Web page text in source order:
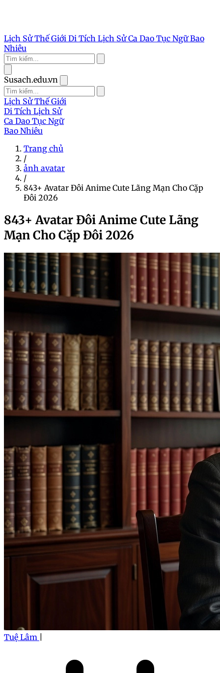
Lịch Sử Thế Giới Di Tích Lịch SửCa Dao Tục NgữBao
Nhiêu
Susach.edu.vn
Lịch Sử Thế Giới
Di Tích Lịch Sử
Ca Dao Tục Ngữ
Bao Nhiêu
Trang chủ
/
ảnh avatar
/
843+ Avatar Đôi Anime Cute Lãng Mạn Cho Cặp
Đôi 2026
843+ Avatar Đôi Anime Cute Lãng
Mạn Cho Cặp Đôi 2026
Tuệ Lâm